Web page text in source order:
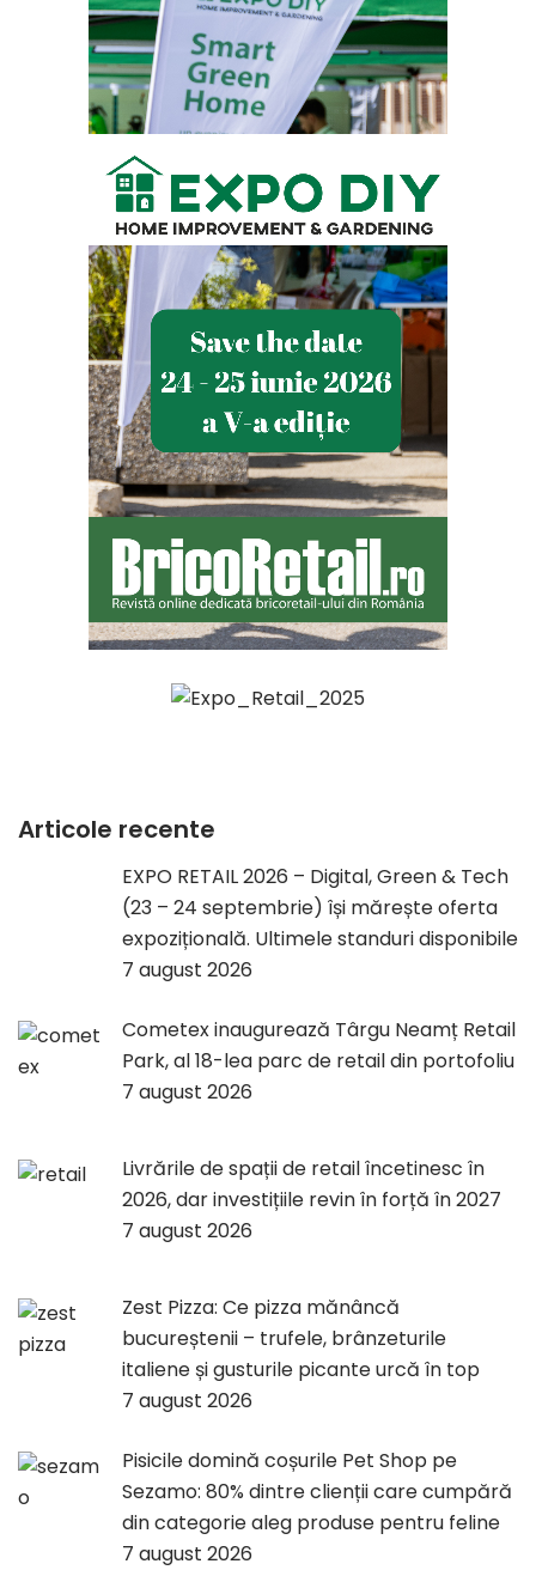
Articole recente
EXPO RETAIL 2026 – Digital, Green & Tech
(23 – 24 septembrie) își mărește oferta
expozițională. Ultimele standuri disponibile
7 august 2026
Cometex inaugurează Târgu Neamț Retail
Park, al 18-lea parc de retail din portofoliu
7 august 2026
Livrările de spații de retail încetinesc în
2026, dar investițiile revin în forță în 2027
7 august 2026
Zest Pizza: Ce pizza mănâncă
bucureștenii – trufele, brânzeturile
italiene și gusturile picante urcă în top
7 august 2026
Pisicile domină coșurile Pet Shop pe
Sezamo: 80% dintre clienții care cumpără
din categorie aleg produse pentru feline
7 august 2026